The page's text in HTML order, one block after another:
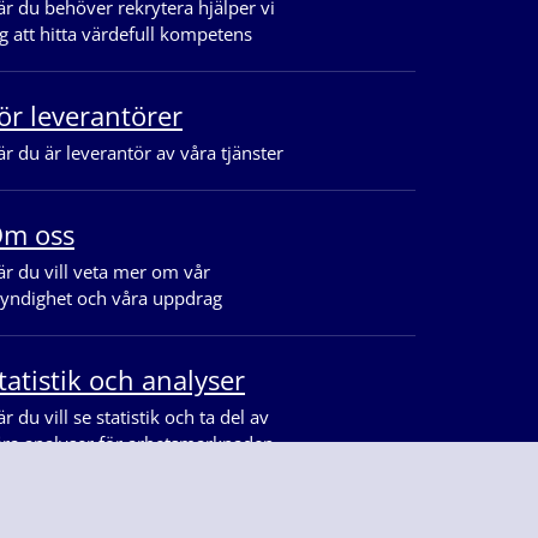
du behöver rekrytera hjälper vi
att hitta värdefull kompetens
leverantörer
du är leverantör av våra tjänster
oss
du vill veta mer om vår
och våra uppdrag
och analyser
du vill se statistik och ta del av
analyser för arbetsmarknaden